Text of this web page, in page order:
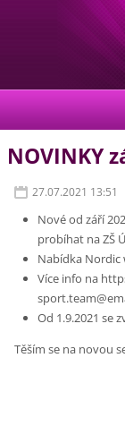
NOVINKY
27.07.2021 13:51
Nové od září
probíhat na ZŠ
Nabídka Nordic
Více info na
Od 1.9.2021 se
Těším se na novou